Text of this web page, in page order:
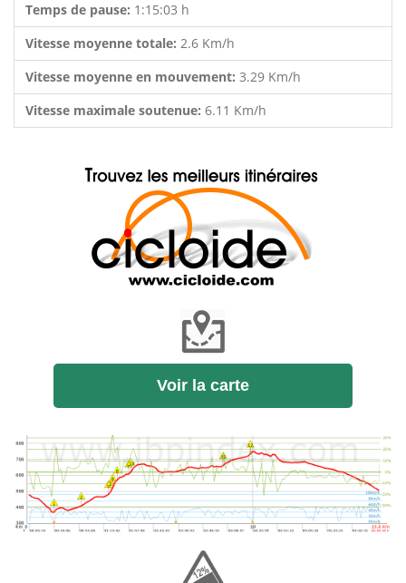
Temps de pause: 1:15:03 h
Vitesse moyenne totale: 2.6 Km/h
Vitesse moyenne en mouvement: 3.29 Km/h
Vitesse maximale soutenue: 6.11 Km/h
Voir la carte